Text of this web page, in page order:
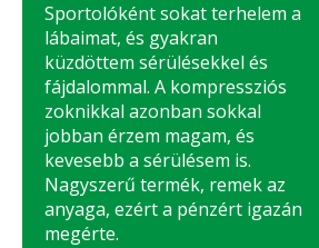
Sportolóként sokat terhelem a
lábaimat, és gyakran
küzdöttem sérülésekkel és
fájdalommal. A kompressziós
zoknikkal azonban sokkal
jobban érzem magam, és
kevesebb a sérülésem is.
Nagyszerű termék, remek az
anyaga, ezért a pénzért igazán
megérte.